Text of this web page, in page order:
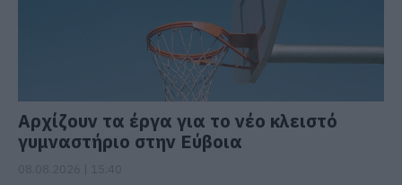
Αρχίζουν τα έργα για το νέο κλειστό
γυμναστήριο στην Εύβοια